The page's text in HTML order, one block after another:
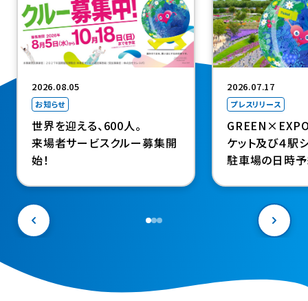
2026.08.05
お知らせ
世界を迎える、600人。
来場者サービスクルー募集開
始！
2026.07.17
プレスリリース
ケット及び４駅
駐車場の日時
年前の９月18
ート～